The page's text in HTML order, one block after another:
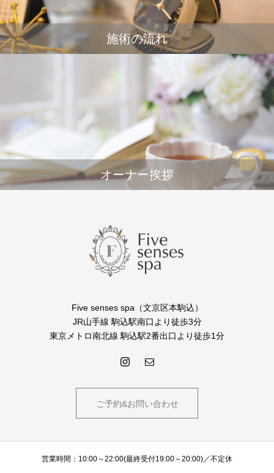
施術の流れ
オーナー挨拶
Five senses spa（文京区本駒込）
JR山手線 駒込駅南口より徒歩3分
東京メトロ南北線 駒込駅2番出口より徒歩1分
ご予約&お問い合わせ
営業時間：10:00～22:00(最終受付19:00～20:00)／不定休